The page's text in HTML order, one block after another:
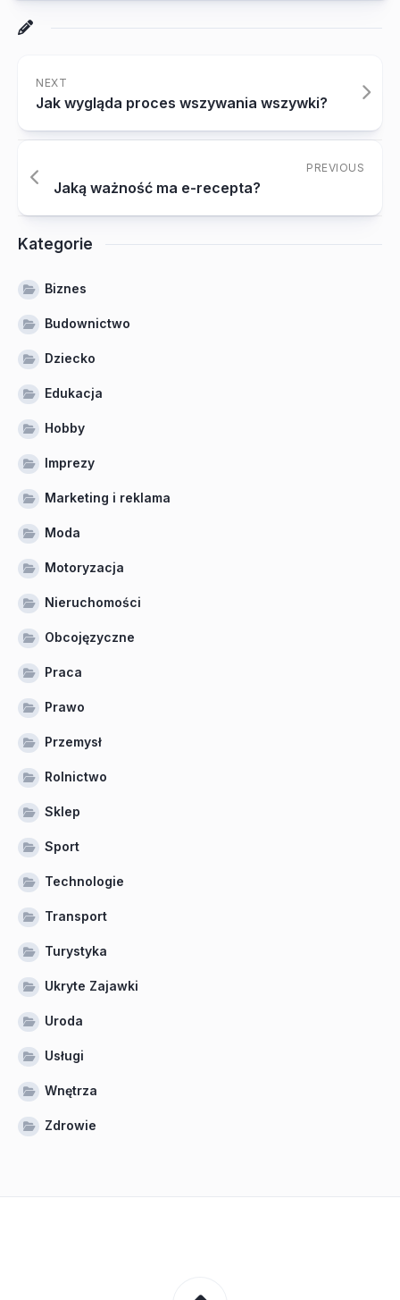
NEXT
Jak wygląda proces wszywania wszywki?
PREVIOUS
Jaką ważność ma e-recepta?
Kategorie
Biznes
Budownictwo
Dziecko
Edukacja
Hobby
Imprezy
Marketing i reklama
Moda
Motoryzacja
Nieruchomości
Obcojęzyczne
Praca
Prawo
Przemysł
Rolnictwo
Sklep
Sport
Technologie
Transport
Turystyka
Ukryte Zajawki
Uroda
Usługi
Wnętrza
Zdrowie